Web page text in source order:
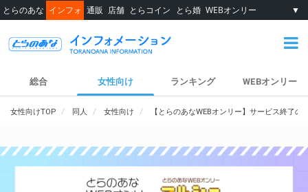
とらのあな インフォ 通販 店舗 とらコイン とら婚 WEBオンリー ▼
総合 女性向け ランキング WEBオンリー
女性向けTOP 同人 女性向け 【とらのあなWEBオンリー】サービス終了の